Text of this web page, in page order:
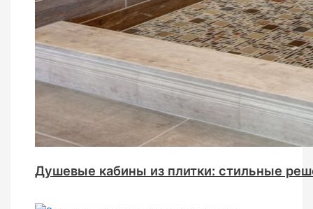
Душевые кабины из плитки: стильные